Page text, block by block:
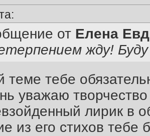
от Елена
жду!
теме тебе
уважаю
лирик в
из его стихов тебе